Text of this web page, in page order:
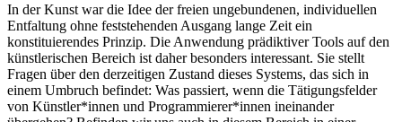
In der Kunst war die Idee der freien ungebundenen, individuellen
Entfaltung ohne feststehenden Ausgang lange Zeit ein
konstituierendes Prinzip. Die Anwendung prädiktiver Tools auf den
künstlerischen Bereich ist daher besonders interessant. Sie stellt
Fragen über den derzeitigen Zustand dieses Systems, das sich in
einem Umbruch befindet: Was passiert, wenn die Tätigungsfelder
von Künstler*innen und Programmierer*innen ineinander